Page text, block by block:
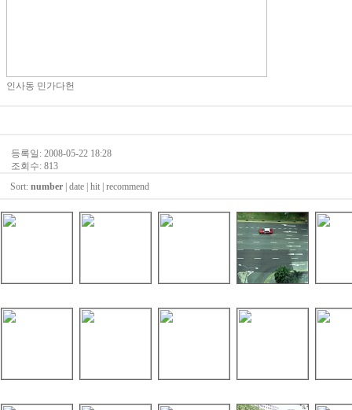
인사동 민가다헌
등록일: 2008-05-22 18:28
조회수: 813
Sort: number date hit recommend